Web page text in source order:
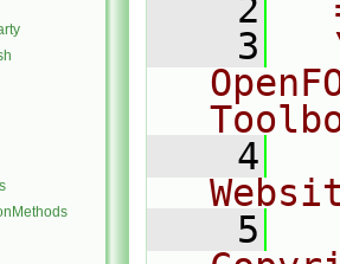
    2
    3
    4
    5